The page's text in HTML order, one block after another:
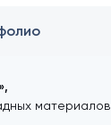
материалов